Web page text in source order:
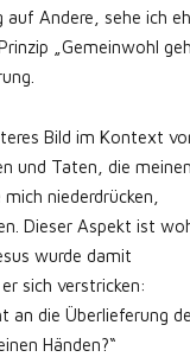
auf Andere, sehe ich
„Gemeinwohl
Bild im Kontext
und Taten, die meinen
niederdrücken,
Dieser Aspekt ist
wurde damit
sich verstricken:
an die Überlieferung
Händen?“